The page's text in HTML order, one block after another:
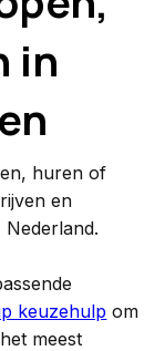
in
huren of
en
Nederland.
keuzehulp om
meest